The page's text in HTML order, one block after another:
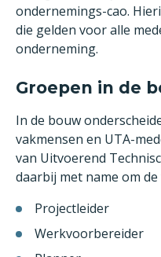
ondernemings-cao.
die gelden voor alle
onderneming.
Groepen in de
In de bouw
vakmensen en UTA-
van Uitvoerend
daarbij met name om
Projectleider
Werkvoorbereider